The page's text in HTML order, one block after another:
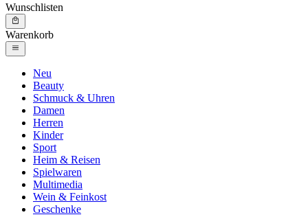
Wunschlisten
Warenkorb
Neu
Beauty
Schmuck & Uhren
Damen
Herren
Kinder
Sport
Heim & Reisen
Spielwaren
Multimedia
Wein & Feinkost
Geschenke